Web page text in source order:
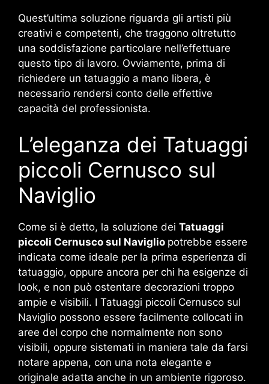
Quest’ultima soluzione riguarda gli artisti più
creativi e competenti, che traggono oltretutto
una soddisfazione particolare nell’effettuare
questo tipo di lavoro. Ovviamente, prima di
richiedere un tatuaggio a mano libera, è
necessario rendersi conto delle effettive
capacità del professionista.
L’eleganza dei Tatuaggi
piccoli Cernusco sul
Naviglio
Come si è detto, la soluzione dei Tatuaggi
piccoli Cernusco sul Naviglio potrebbe essere
indicata come ideale per la prima esperienza di
tatuaggio, oppure ancora per chi ha esigenze di
look, e non può ostentare decorazioni troppo
ampie e visibili. I Tatuaggi piccoli Cernusco sul
Naviglio possono essere facilmente collocati in
aree del corpo che normalmente non sono
visibili, oppure sistemati in maniera tale da farsi
notare appena, con una nota elegante e
originale adatta anche in un ambiente rigoroso.